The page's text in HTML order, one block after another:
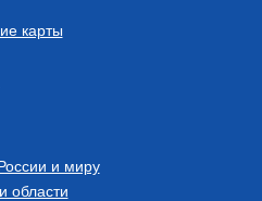
карты
и миру
области